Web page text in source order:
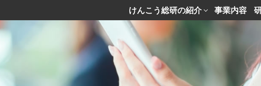
けんこう総研の紹介 事業内容